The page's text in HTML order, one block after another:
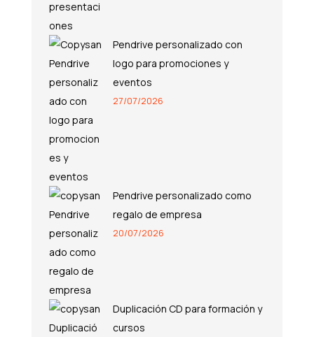
Pendrive personalizado con
logo para promociones y
eventos
27/07/2026
Pendrive personalizado como
regalo de empresa
20/07/2026
Duplicación CD para formación y
cursos